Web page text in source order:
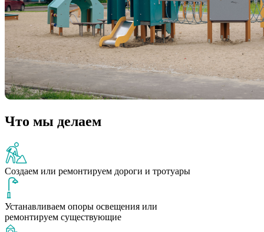
Что мы делаем
Создаем или ремонтируем дороги и тротуары
Устанавливаем опоры освещения или
ремонтируем существующие